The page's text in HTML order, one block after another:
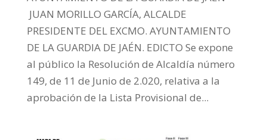
JUAN MORILLO GARCÍA, ALCALDE
PRESIDENTE DEL EXCMO. AYUNTAMIENTO
DE LA GUARDIA DE JAÉN. EDICTO Se expone
al público la Resolución de Alcaldía número
149, de 11 de Junio de 2.020, relativa a la
aprobación de la Lista Provisional de...